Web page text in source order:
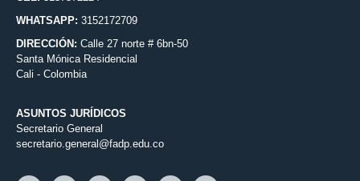
WHATSAPP: 3152172709
DIRECCIÓN: Calle 27 norte # 6bn-50
Santa Mónica Residencial
Cali - Colombia
ASUNTOS JURÍDICOS
Secretario General
secretario.general@fadp.edu.co